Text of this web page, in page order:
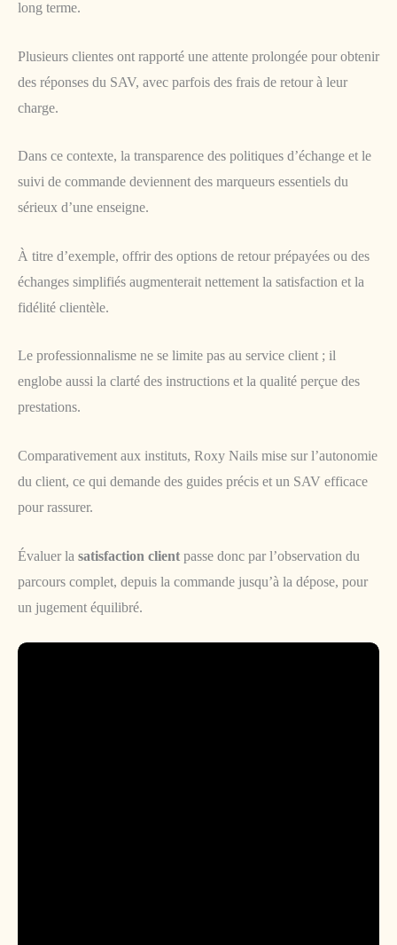
long terme.
Plusieurs clientes ont rapporté une attente prolongée pour obtenir
des réponses du SAV, avec parfois des frais de retour à leur
charge.
Dans ce contexte, la transparence des politiques d’échange et le
suivi de commande deviennent des marqueurs essentiels du
sérieux d’une enseigne.
À titre d’exemple, offrir des options de retour prépayées ou des
échanges simplifiés augmenterait nettement la satisfaction et la
fidélité clientèle.
Le professionnalisme ne se limite pas au service client ; il
englobe aussi la clarté des instructions et la qualité perçue des
prestations.
Comparativement aux instituts, Roxy Nails mise sur l’autonomie
du client, ce qui demande des guides précis et un SAV efficace
pour rassurer.
Évaluer la satisfaction client passe donc par l’observation du
parcours complet, depuis la commande jusqu’à la dépose, pour
un jugement équilibré.